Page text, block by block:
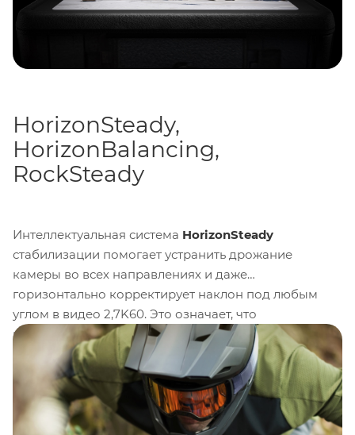
чувствительны для управления мокрыми руками.
HorizonSteady,
HorizonBalancing,
RockSteady
Интеллектуальная система HorizonSteady
стабилизации помогает устранить дрожание
камеры во всех направлениях и даже
горизонтально корректирует наклон под любым
углом в видео 2,7K60. Это означает, что
изображение остаётсягоризонтально ровным
даже при сильных толчках и 360° вращениях. Кроме
того, можно активироватьHorizonBalancing,
который корректирует наклон горизонтально в
пределах ±45° и поддерживает запись стабильного